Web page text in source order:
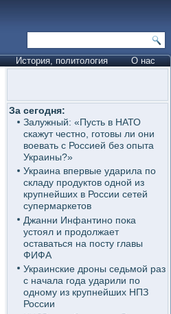
История, политология О нас
За сегодня:
Залужный: «Пусть в НАТО
скажут честно, готовы ли они
воевать с Россией без опыта
Украины?»
Украина впервые ударила по
складу продуктов одной из
крупнейших в России сетей
супермаркетов
Джанни Инфантино пока
устоял и продолжает
оставаться на посту главы
ФИФА
Украинские дроны седьмой раз
с начала года ударили по
одному из крупнейших НПЗ
России